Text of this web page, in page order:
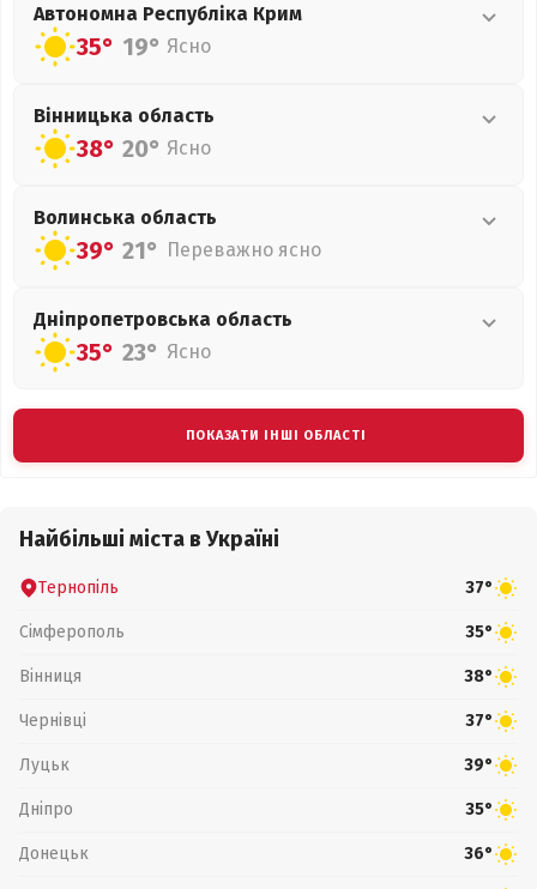
Автономна Республіка Крим
35° 19° Ясно
Вінницька область
38° 20° Ясно
Волинська область
39° 21° Переважно ясно
Дніпропетровська область
35° 23° Ясно
ПОКАЗАТИ ІНШІ ОБЛАСТІ
Найбільші міста в Україні
Тернопіль 37°
Сімферополь 35°
Вінниця 38°
Чернівці 37°
Луцьк 39°
Дніпро 35°
Донецьк 36°